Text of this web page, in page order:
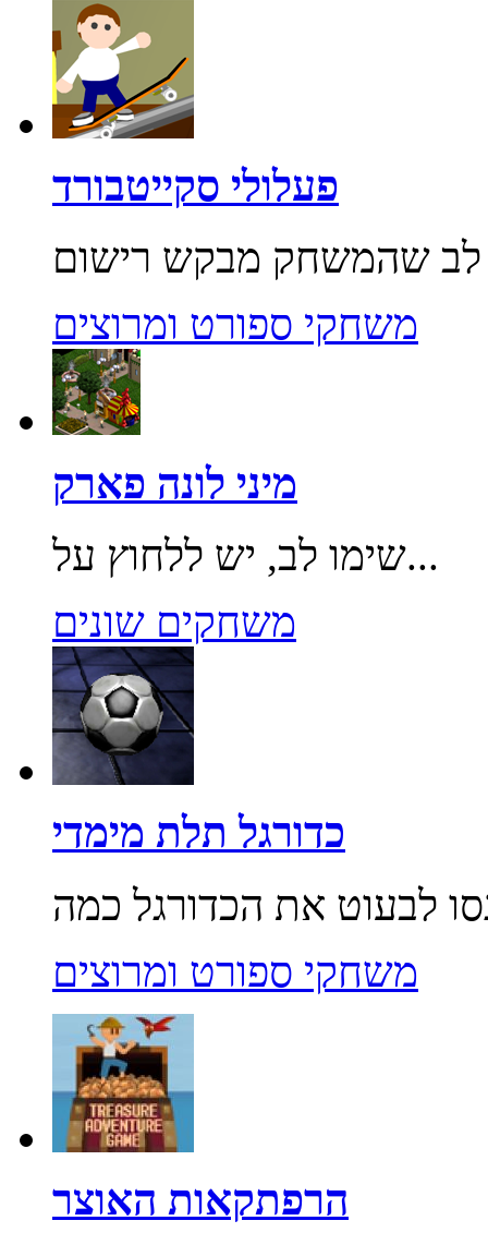
פעלולי סקייטבורד
משחקי ספורט ומרוצים
מיני לונה פארק
שימו לב, יש ללחוץ על...
משחקים שונים
כדורגל תלת מימדי
משחקי ספורט ומרוצים
הרפתקאות האוצר